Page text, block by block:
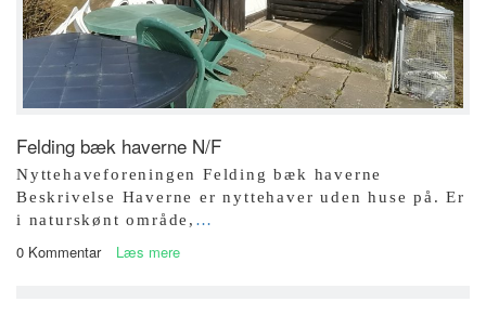
Felding bæk haverne N/F
Nyttehaveforeningen Felding bæk haverne
Beskrivelse Haverne er nyttehaver uden huse på. Er
i naturskønt område, …
0 Kommentar Læs mere